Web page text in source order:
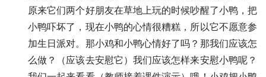
原来它们两个好朋友在草地上玩的时候吵醒了小鸭，把
小鸭吓坏了，现在小鸭的心情很糟糕，所以它不愿意参
加生日派对。那小鸡和小鸭心情好了吗？那我们应该怎
么做？（应该去安慰它）我们应该怎样来安慰小鸭呢？